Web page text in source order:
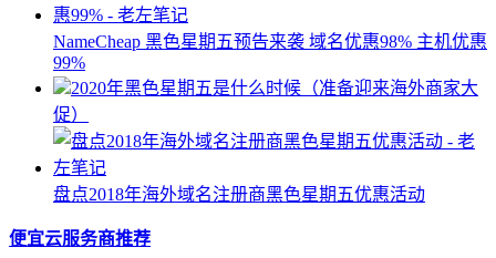
NameCheap 黑色星期五预告来袭 域名优惠98% 主机优惠
99%
2020年黑色星期五是什么时候（准备迎来海外商家大
促）
盘点2018年海外域名注册商黑色星期五优惠活动
便宜云服务商推荐